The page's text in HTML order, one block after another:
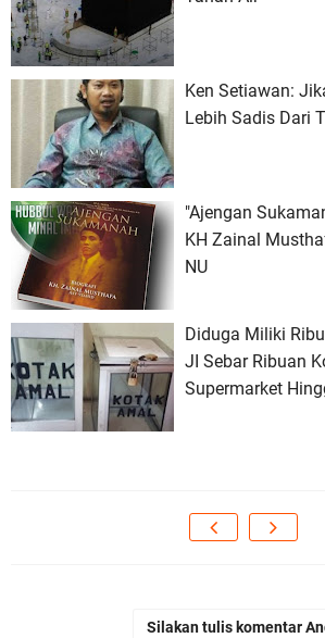
Ken Setiawan:
Lebih Sadis Dari
"Ajengan
KH Zainal
NU
Diduga Miliki
JI Sebar Ribuan
Supermarket
Silakan tulis komentar